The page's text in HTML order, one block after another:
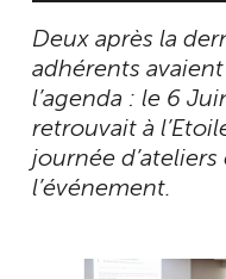
Deux après la
adhérents
l’agenda : le 6
retrouvait à
journée
l’événement.